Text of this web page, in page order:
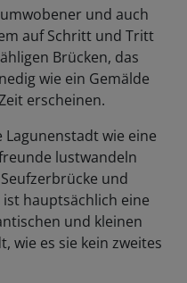
und auch
auf Schritt und Tritt
Brücken, das
wie ein Gemälde
erscheinen.
wie eine
lustwandeln
und
hauptsächlich eine
und kleinen
wie es sie kein zweites